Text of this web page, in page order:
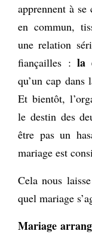
apprennent à
en commun,
une relation
fiançailles : la
qu’un cap
Et bientôt,
le destin des
être pas un
mariage est
Cela nous
quel mariage
Mariage